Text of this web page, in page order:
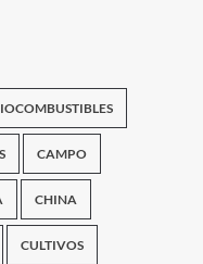
CAMPO
CHINA
CULTIVOS